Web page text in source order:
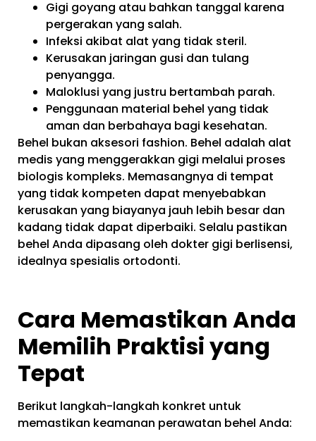
Gigi goyang atau bahkan tanggal karena
pergerakan yang salah.
Infeksi akibat alat yang tidak steril.
Kerusakan jaringan gusi dan tulang
penyangga.
Maloklusi yang justru bertambah parah.
Penggunaan material behel yang tidak
aman dan berbahaya bagi kesehatan.
Behel bukan aksesori fashion. Behel adalah alat
medis yang menggerakkan gigi melalui proses
biologis kompleks. Memasangnya di tempat
yang tidak kompeten dapat menyebabkan
kerusakan yang biayanya jauh lebih besar dan
kadang tidak dapat diperbaiki. Selalu pastikan
behel Anda dipasang oleh dokter gigi berlisensi,
idealnya spesialis ortodonti.
Cara Memastikan Anda
Memilih Praktisi yang
Tepat
Berikut langkah-langkah konkret untuk
memastikan keamanan perawatan behel Anda: